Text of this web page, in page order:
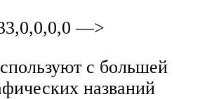
—>
с большей
названий